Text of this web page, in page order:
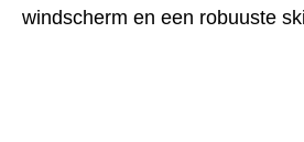
windscherm en een robuuste